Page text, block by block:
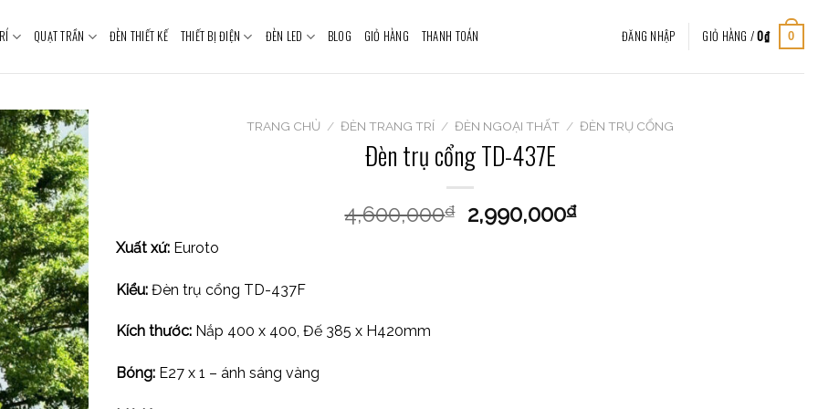
QUẠT TRẦN ĐÈN THIẾT KẾ THIẾT BỊ ĐIỆN ĐÈN LED BLOG GIỎ HÀNG THANH TOÁN ĐĂNG NHẬP GIỎ HÀNG /0₫ 0
TRANG CHỦ / ĐÈN TRANG TRÍ / ĐÈN NGOẠI THẤT / ĐÈN TRỤ CỔNG
Đèn trụ cổng TD-437E
4,600,000₫ 2,990,000₫
Xuất xứ: Euroto
Kiểu: Đèn trụ cổng TD-437F
Kích thước: Nắp 400 x 400, Đế 385 x H420mm
Bóng: E27 x 1 – ánh sáng vàng